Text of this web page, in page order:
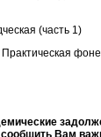
(часть 1)
Вам